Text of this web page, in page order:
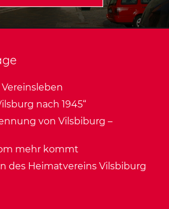
nach 1945“
von Vilsbiburg –
mehr kommt
des Heimatvereins Vilsbiburg